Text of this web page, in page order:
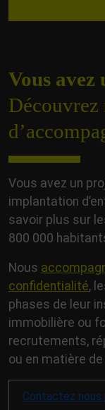
Vous avez
Découvrez
Vous avez un
implantation
savoir plus sur
800 000
Nous
confidentialité,
phases de leur
immobilière ou
recrutements,
ou en matière
Contactez nous